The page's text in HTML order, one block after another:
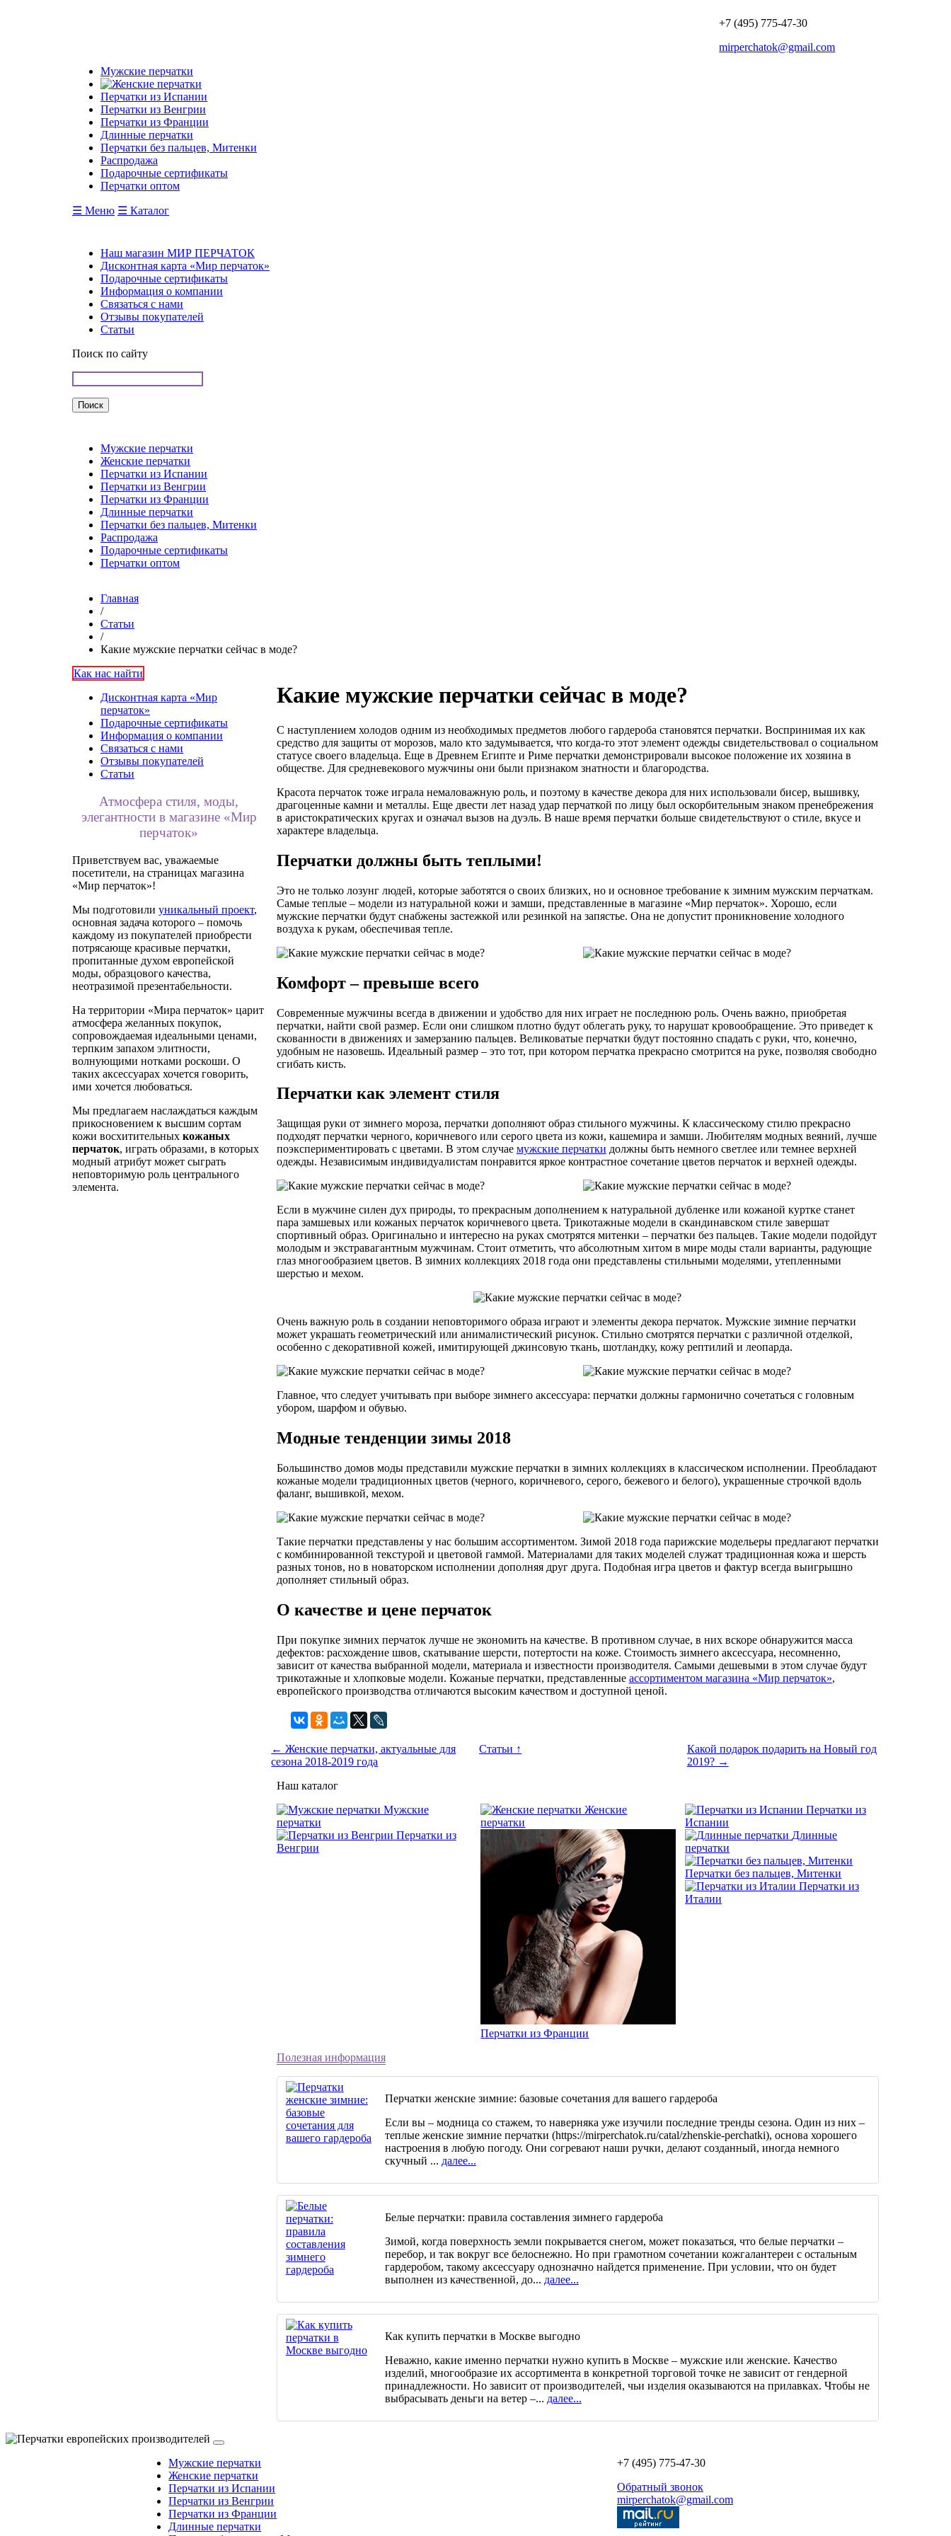
+7 (495) 775-47-30
mirperchatok@gmail.com
Мужские перчатки
Перчатки из Испании
Перчатки из Венгрии
Перчатки из Франции
Длинные перчатки
Перчатки без пальцев, Митенки
Распродажа
Подарочные сертификаты
Перчатки оптом
☰ Меню ☰ Каталог
Наш магазин МИР ПЕРЧАТОК
Дисконтная карта «Мир перчаток»
Подарочные сертификаты
Информация о компании
Связаться с нами
Отзывы покупателей
Статьи
Поиск по сайту
Мужские перчатки
Женские перчатки
Перчатки из Испании
Перчатки из Венгрии
Перчатки из Франции
Длинные перчатки
Перчатки без пальцев, Митенки
Распродажа
Подарочные сертификаты
Перчатки оптом
Главная
/
Статьи
/
Какие мужские перчатки сейчас в моде?
Как нас найти
Дисконтная карта «Мир
перчаток»
Подарочные сертификаты
Информация о компании
Связаться с нами
Отзывы покупателей
Статьи
Атмосфера стиля, моды,
элегантности в магазине «Мир
перчаток»
Приветствуем вас, уважаемые
посетители, на страницах магазина
«Мир перчаток»!
Мы подготовили уникальный проект,
основная задача которого – помочь
каждому из покупателей приобрести
потрясающе красивые перчатки,
пропитанные духом европейской
моды, образцового качества,
неотразимой презентабельности.
На территории «Мира перчаток» царит
атмосфера желанных покупок,
сопровождаемая идеальными ценами,
терпким запахом элитности,
волнующими нотками роскоши. О
таких аксессуарах хочется говорить,
ими хочется любоваться.
Мы предлагаем наслаждаться каждым
прикосновением к высшим сортам
кожи восхитительных кожаных
перчаток, играть образами, в которых
модный атрибут может сыграть
неповторимую роль центрального
элемента.
Какие мужские перчатки сейчас в моде?
С наступлением холодов одним из необходимых предметов любого гардероба становятся перчатки. Воспринимая их как
средство для защиты от морозов, мало кто задумывается, что когда-то этот элемент одежды свидетельствовал о социальном
статусе своего владельца. Еще в Древнем Египте и Риме перчатки демонстрировали высокое положение их хозяина в
обществе. Для средневекового мужчины они были признаком знатности и благородства.
Красота перчаток тоже играла немаловажную роль, и поэтому в качестве декора для них использовали бисер, вышивку,
драгоценные камни и металлы. Еще двести лет назад удар перчаткой по лицу был оскорбительным знаком пренебрежения
в аристократических кругах и означал вызов на дуэль. В наше время перчатки больше свидетельствуют о стиле, вкусе и
характере владельца.
Перчатки должны быть теплыми!
Это не только лозунг людей, которые заботятся о своих близких, но и основное требование к зимним мужским перчаткам.
Самые теплые – модели из натуральной кожи и замши, представленные в магазине «Мир перчаток». Хорошо, если
мужские перчатки будут снабжены застежкой или резинкой на запястье. Она не допустит проникновение холодного
воздуха к рукам, обеспечивая тепле.
Комфорт – превыше всего
Современные мужчины всегда в движении и удобство для них играет не последнюю роль. Очень важно, приобретая
перчатки, найти свой размер. Если они слишком плотно будут облегать руку, то нарушат кровообращение. Это приведет к
скованности в движениях и замерзанию пальцев. Великоватые перчатки будут постоянно спадать с руки, что, конечно,
удобным не назовешь. Идеальный размер – это тот, при котором перчатка прекрасно смотрится на руке, позволяя свободно
сгибать кисть.
Перчатки как элемент стиля
Защищая руки от зимнего мороза, перчатки дополняют образ стильного мужчины. К классическому стилю прекрасно
подходят перчатки черного, коричневого или серого цвета из кожи, кашемира и замши. Любителям модных веяний, лучше
поэкспериментировать с цветами. В этом случае мужские перчатки должны быть немного светлее или темнее верхней
одежды. Независимым индивидуалистам понравится яркое контрастное сочетание цветов перчаток и верхней одежды.
Если в мужчине силен дух природы, то прекрасным дополнением к натуральной дубленке или кожаной куртке станет
пара замшевых или кожаных перчаток коричневого цвета. Трикотажные модели в скандинавском стиле завершат
спортивный образ. Оригинально и интересно на руках смотрятся митенки – перчатки без пальцев. Такие модели подойдут
молодым и экстравагантным мужчинам. Стоит отметить, что абсолютным хитом в мире моды стали варианты, радующие
глаз многообразием цветов. В зимних коллекциях 2018 года они представлены стильными моделями, утепленными
шерстью и мехом.
Очень важную роль в создании неповторимого образа играют и элементы декора перчаток. Мужские зимние перчатки
может украшать геометрический или анималистический рисунок. Стильно смотрятся перчатки с различной отделкой,
особенно с декоративной кожей, имитирующей джинсовую ткань, шотландку, кожу рептилий и леопарда.
Главное, что следует учитывать при выборе зимнего аксессуара: перчатки должны гармонично сочетаться с головным
убором, шарфом и обувью.
Модные тенденции зимы 2018
Большинство домов моды представили мужские перчатки в зимних коллекциях в классическом исполнении. Преобладают
кожаные модели традиционных цветов (черного, коричневого, серого, бежевого и белого), украшенные строчкой вдоль
фаланг, вышивкой, мехом.
Такие перчатки представлены у нас большим ассортиментом. Зимой 2018 года парижские модельеры предлагают перчатки
с комбинированной текстурой и цветовой гаммой. Материалами для таких моделей служат традиционная кожа и шерсть
разных тонов, но в новаторском исполнении дополняя друг друга. Подобная игра цветов и фактур всегда выигрышно
дополняет стильный образ.
О качестве и цене перчаток
При покупке зимних перчаток лучше не экономить на качестве. В противном случае, в них вскоре обнаружится масса
дефектов: расхождение швов, скатывание шерсти, потертости на коже. Стоимость зимнего аксессуара, несомненно,
зависит от качества выбранной модели, материала и известности производителя. Самыми дешевыми в этом случае будут
трикотажные и хлопковые модели. Кожаные перчатки, представленные ассортиментом магазина «Мир перчаток»,
европейского производства отличаются высоким качеством и доступной ценой.
← Женские перчатки, актуальные для
сезона 2018-2019 года
Статьи ↑
Какой подарок подарить на Новый год
2019? →
Наш каталог
Мужские
перчатки
Женские
перчатки
Перчатки из
Испании
Перчатки из
Венгрии
Перчатки из Франции
Длинные
перчатки
Перчатки без пальцев, Митенки
Перчатки из
Италии
Полезная информация
Перчатки женские зимние: базовые сочетания для вашего гардероба
Если вы – модница со стажем, то наверняка уже изучили последние тренды сезона. Один из них –
теплые женские зимние перчатки (https://mirperchatok.ru/catal/zhenskie-perchatki), основа хорошего
настроения в любую погоду. Они согревают наши ручки, делают созданный, иногда немного
скучный ... далее...
Белые перчатки: правила составления зимнего гардероба
Зимой, когда поверхность земли покрывается снегом, может показаться, что белые перчатки –
перебор, и так вокруг все белоснежно. Но при грамотном сочетании кожгалантереи с остальным
гардеробом, такому аксессуару однозначно найдется применение. При условии, что он будет
выполнен из качественной, до... далее...
Как купить перчатки в Москве выгодно
Неважно, какие именно перчатки нужно купить в Москве – мужские или женские. Качество
изделий, многообразие их ассортимента в конкретной торговой точке не зависит от гендерной
принадлежности. Но зависит от производителей, чьи изделия оказываются на прилавках. Чтобы не
выбрасывать деньги на ветер –... далее...
Мужские перчатки
Женские перчатки
Перчатки из Испании
Перчатки из Венгрии
Перчатки из Франции
Длинные перчатки
+7 (495) 775-47-30
Обратный звонок
mirperchatok@gmail.com